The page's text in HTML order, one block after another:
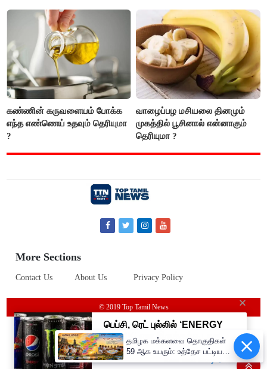
இருக்கும். ஆன்மீக எண்ணம்
அதிகரிக்கும்..!
கண்ணின் கருவளையம் போக்க
எந்த எண்ணெய் உதவும் தெரியுமா
?
வாழைப்பழ மசியலை தினமும்
முகத்தில் பூசினால் என்னாகும்
தெரியுமா ?
More Sections
Contact Us About Us Privacy Policy
© 2019 Top Tamil News
தமிழக மக்களவை தொகுதிகள்
59 ஆக உயரும்: உத்தேச பட்டியல்
இதோ!